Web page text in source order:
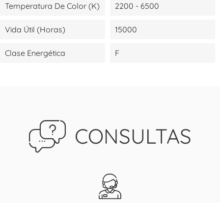
Temperatura De Color (K) 2200 - 6500
Vida Útil (Horas) 15000
Clase Energética F
CONSULTAS